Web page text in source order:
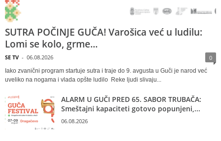
SUTRA POČINJE GUČA! Varošica već u ludilu:
Lomi se kolo, grme...
SE TV - 06.08.2026 0
Iako zvanični program startuje sutra i traje do 9. avgusta u Guči je narod već
uveliko na nogama i vlada opšte ludilo Reke ljudi slivaju...
ALARM U GUČI PRED 65. SABOR TRUBAČA:
Smeštajni kapaciteti gotovo popunjeni,...
06.08.2026